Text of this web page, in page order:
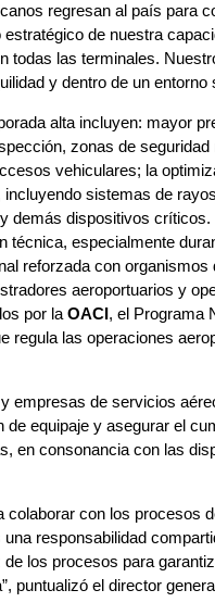
regresan al país para
de nuestra
todas las terminales.
y dentro de un entorno
alta incluyen: mayor
zonas de
vehiculares; la
sistemas de
demás dispositivos críticos.
técnica, especialmente
reforzada con organismos
aeroportuarios y
por laOACI, el Programa
regula las operaciones
empresas de servicios
equipaje y asegurar el
en consonancia con las
con los procesos
responsabilidad
los procesos para
puntualizó el director